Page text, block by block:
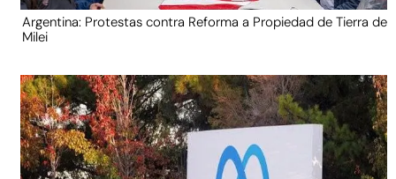
Argentina: Protestas contra Reforma a Propiedad de Tierra de
Milei